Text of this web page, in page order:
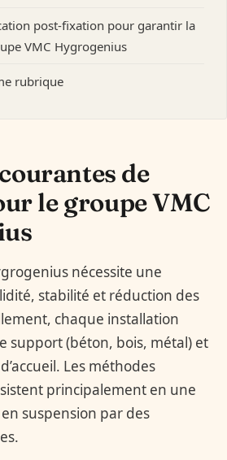
post-fixation pour garantir la
VMC Hygrogenius
rubrique
de
le groupe VMC
nécessite une
stabilité et réduction des
chaque installation
support (béton, bois, métal) et
Les méthodes
principalement en une
suspension par des